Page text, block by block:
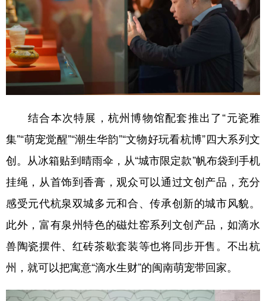
结合本次特展，杭州博物馆配套推出了“元瓷雅
集”“萌宠觉醒”“潮生华韵”“文物好玩看杭博”四大系列文
创。从冰箱贴到晴雨伞，从“城市限定款”帆布袋到手机
挂绳，从首饰到香膏，观众可以通过文创产品，充分
感受元代杭泉双城多元和合、传承创新的城市风貌。
此外，富有泉州特色的磁灶窑系列文创产品，如滴水
兽陶瓷摆件、红砖茶歇套装等也将同步开售。不出杭
州，就可以把寓意“滴水生财”的闽南萌宠带回家。